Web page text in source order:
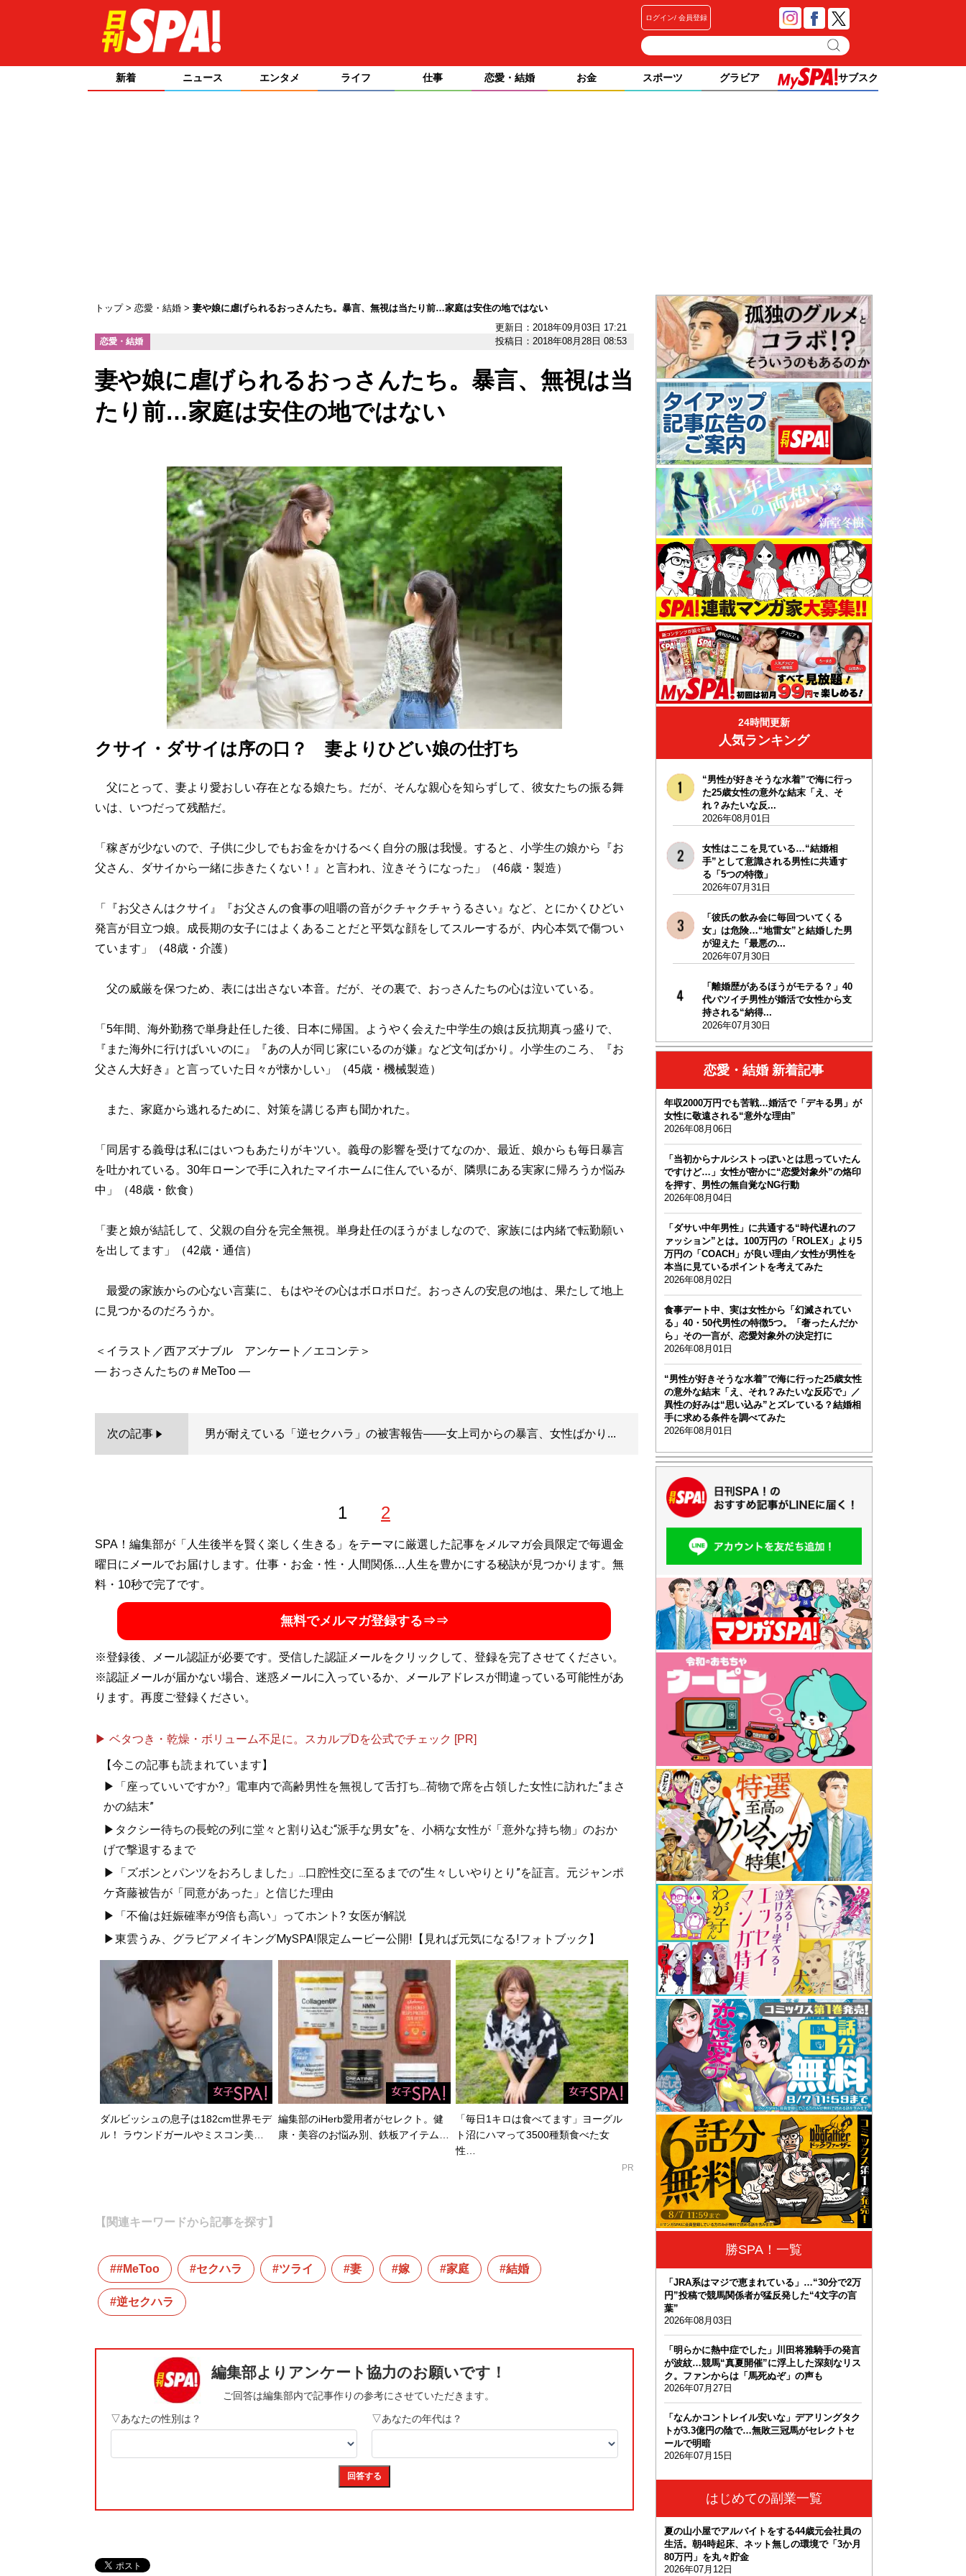
ログイン 会員登録
新着 ニュース エンタメ ライフ 仕事 恋愛・結婚 お金 スポーツ グラビア サブスク
トップ 恋愛・結婚
妻や娘に虐げられるおっさんたち。暴言、無視は当たり前…家庭は安住の地ではない
更新日：2018年09月03日 17:21
恋愛・結婚 投稿日：2018年08月28日 08:53
妻や娘に虐げられるおっさんたち。暴言、無視は当
たり前…家庭は安住の地ではない
クサイ・ダサイは序の口？ 妻よりひどい娘の仕打ち
父にとって、妻より愛おしい存在となる娘たち。だが、そんな親心を知らずして、彼女たちの振る舞
いは、いつだって残酷だ。
「稼ぎが少ないので、子供に少しでもお金をかけるべく自分の服は我慢。すると、小学生の娘から『お
父さん、ダサイから一緒に歩きたくない！』と言われ、泣きそうになった」（46歳・製造）
「『お父さんはクサイ』『お父さんの食事の咀嚼の音がクチャクチャうるさい』など、とにかくひどい
発言が目立つ娘。成長期の女子にはよくあることだと平気な顔をしてスルーするが、内心本気で傷つい
ています」（48歳・介護）
父の威厳を保つため、表には出さない本音。だが、その裏で、おっさんたちの心は泣いている。
「5年間、海外勤務で単身赴任した後、日本に帰国。ようやく会えた中学生の娘は反抗期真っ盛りで、
『また海外に行けばいいのに』『あの人が同じ家にいるのが嫌』など文句ばかり。小学生のころ、『お
父さん大好き』と言っていた日々が懐かしい」（45歳・機械製造）
また、家庭から逃れるために、対策を講じる声も聞かれた。
「同居する義母は私にはいつもあたりがキツい。義母の影響を受けてなのか、最近、娘からも毎日暴言
を吐かれている。30年ローンで手に入れたマイホームに住んでいるが、隣県にある実家に帰ろうか悩み
中」（48歳・飲食）
「妻と娘が結託して、父親の自分を完全無視。単身赴任のほうがましなので、家族には内緒で転勤願い
を出してます」（42歳・通信）
最愛の家族からの心ない言葉に、もはやその心はボロボロだ。おっさんの安息の地は、果たして地上
に見つかるのだろうか。
＜イラスト／西アズナブル アンケート／エコンテ＞
― おっさんたちの＃MeToo ―
次の記事 男が耐えている「逆セクハラ」の被害報告――女上司からの暴言、女性ばかり...
1 2
SPA！編集部が「人生後半を賢く楽しく生きる」をテーマに厳選した記事をメルマガ会員限定で毎週金
曜日にメールでお届けします。仕事・お金・性・人間関係…人生を豊かにする秘訣が見つかります。無
料・10秒で完了です。
無料でメルマガ登録する⇒⇒
※登録後、メール認証が必要です。受信した認証メールをクリックして、登録を完了させてください。
※認証メールが届かない場合、迷惑メールに入っているか、メールアドレスが間違っている可能性があ
ります。再度ご登録ください。
▶ ベタつき・乾燥・ボリューム不足に。スカルプDを公式でチェック [PR]
【今この記事も読まれています】
▶「座っていいですか?」電車内で高齢男性を無視して舌打ち...荷物で席を占領した女性に訪れた“まさ
かの結末”
▶タクシー待ちの長蛇の列に堂々と割り込む“派手な男女”を、小柄な女性が「意外な持ち物」のおか
げで撃退するまで
▶「ズボンとパンツをおろしました」...口腔性交に至るまでの“生々しいやりとり”を証言。元ジャンポ
ケ斉藤被告が「同意があった」と信じた理由
▶「不倫は妊娠確率が9倍も高い」ってホント? 女医が解説
▶東雲うみ、グラビアメイキングMySPA!限定ムービー公開!【見れば元気になる!フォトブック】
ダルビッシュの息子は182cm世界モデ
ル！ ラウンドガールやミスコン美…
編集部のiHerb愛用者がセレクト。健
康・美容のお悩み別、鉄板アイテム…
「毎日1キロは食べてます」ヨーグル
ト沼にハマって3500種類食べた女
性…
PR
【関連キーワードから記事を探す】
#MeToo セクハラ ツライ 妻 嫁 家庭 結婚
逆セクハラ
24時間更新
人気ランキング
“男性が好きそうな水着”で海に行っ
た25歳女性の意外な結末「え、そ
れ？みたいな反...
2026年08月01日
女性はここを見ている…“結婚相
手”として意識される男性に共通す
る「5つの特徴」
2026年07月31日
「彼氏の飲み会に毎回ついてくる
女」は危険…“地雷女”と結婚した男
が迎えた「最悪の...
2026年07月30日
「離婚歴があるほうがモテる？」40
代バツイチ男性が婚活で女性から支
持される“納得...
2026年07月30日
恋愛・結婚 新着記事
年収2000万円でも苦戦…婚活で「デキる男」が
女性に敬遠される“意外な理由”
2026年08月06日
「当初からナルシストっぽいとは思っていたん
ですけど…」女性が密かに“恋愛対象外”の烙印
を押す、男性の無自覚なNG行動
2026年08月04日
「ダサい中年男性」に共通する“時代遅れのフ
ァッション”とは。100万円の「ROLEX」より5
万円の「COACH」が良い理由／女性が男性を
本当に見ているポイントを考えてみた
2026年08月02日
食事デート中、実は女性から「幻滅されてい
る」40・50代男性の特徴5つ。「奢ったんだか
ら」その一言が、恋愛対象外の決定打に
2026年08月01日
“男性が好きそうな水着”で海に行った25歳女性
の意外な結末「え、それ？みたいな反応で」／
異性の好みは“思い込み”とズレている？結婚相
手に求める条件を調べてみた
2026年08月01日
勝SPA！一覧
「JRA系はマジで恵まれている」…“30分で2万
円”投稿で競馬関係者が猛反発した“4文字の言
葉”
2026年08月03日
「明らかに熱中症でした」川田将雅騎手の発言
が波紋…競馬“真夏開催”に浮上した深刻なリス
ク。ファンからは「馬死ぬぞ」の声も
2026年07月27日
「なんかコントレイル安いな」デアリングタク
トが3.3億円の陰で…無敗三冠馬がセレクトセ
ールで明暗
2026年07月15日
はじめての副業一覧
夏の山小屋でアルバイトをする44歳元会社員の
生活。朝4時起床、ネット無しの環境で「3か月
80万円」を丸々貯金
2026年07月12日